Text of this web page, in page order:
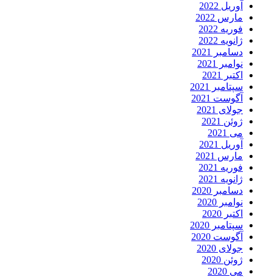
2022
2022
2022
2022
2021
2021
2021
2021
2021
2021
2021
2021
2021
2021
2021
2020
2020
2020
2020
2020
2020
2020